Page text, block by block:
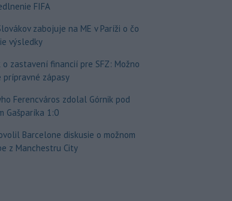
FIFA
zabojuje na ME v Paríži o čo
výsledky
o zastavení financií pre SFZ: Možno
prípravné zápasy
Ferencváros zdolal Górnik pod
Gašparíka 1:0
Barcelone diskusie o možnom
z Manchestru City